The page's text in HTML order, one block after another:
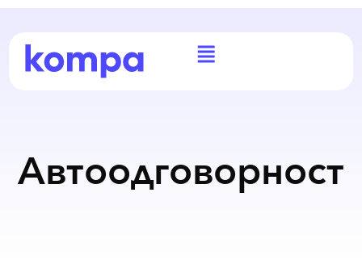
Автоодговорност